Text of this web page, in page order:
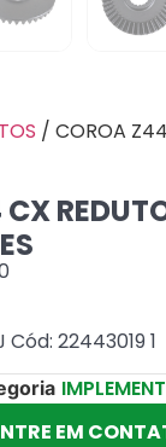
/ COROA
Cód: 22443019 1
EM